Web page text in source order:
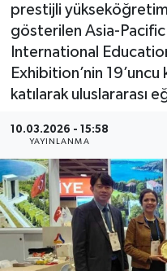
prestijli
gösterilen Asia-
International
Exhibition’nin
katılarak uluslararası
10.03.2026 - 15:58
YAYINLANMA
Eskişehir
Eskişehirspor
Genel
Gündem
Kültür Sanat
Magazin
Politika
Haber Arşivi